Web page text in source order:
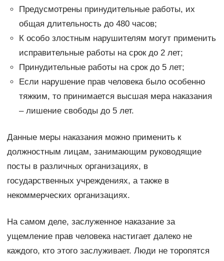
Предусмотрены принудительные работы, их
общая длительность до 480 часов;
К особо злостным нарушителям могут применить
исправительные работы на срок до 2 лет;
Принудительные работы на срок до 5 лет;
Если нарушение прав человека было особенно
тяжким, то принимается высшая мера наказания
– лишение свободы до 5 лет.
Данные меры наказания можно применить к
должностным лицам, занимающим руководящие
посты в различных организациях, в
государственных учреждениях, а также в
некоммерческих организациях.
На самом деле, заслуженное наказание за
ущемление прав человека настигает далеко не
каждого, кто этого заслуживает. Люди не торопятся